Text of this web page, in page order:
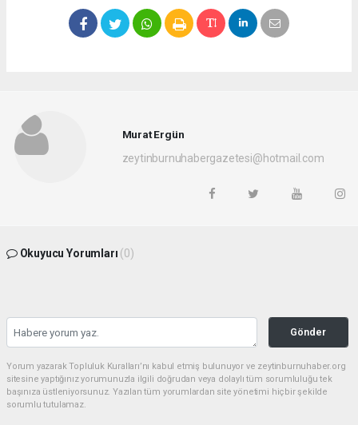
Murat Ergün
zeytinburnuhabergazetesi@hotmail.com
Okuyucu Yorumları (0)
Gönder
Yorum yazarak Topluluk Kuralları’nı kabul etmiş bulunuyor ve zeytinburnuhaber.org
sitesine yaptığınız yorumunuzla ilgili doğrudan veya dolaylı tüm sorumluluğu tek
başınıza üstleniyorsunuz. Yazılan tüm yorumlardan site yönetimi hiçbir şekilde
sorumlu tutulamaz.